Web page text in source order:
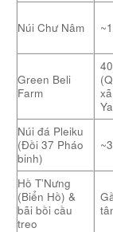
Núi Chư Nâm
Green Beli
Farm
Núi đá Pleiku
(Đồi 37 Pháo
binh)
Hồ T’Nưng
(Biển Hồ) &
bãi bồi cầu
treo